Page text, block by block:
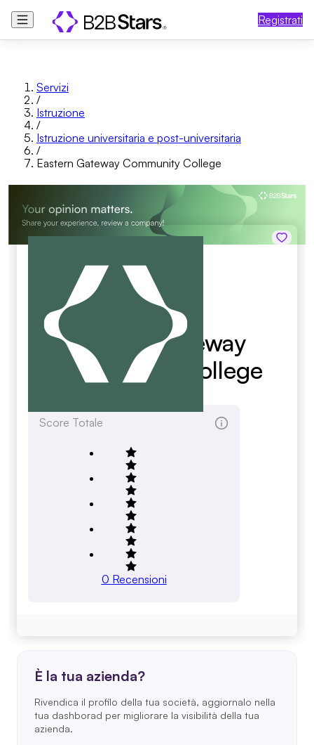
Registrati
Servizi
/
Istruzione
/
Istruzione universitaria e post-universitaria
/
Eastern Gateway Community College
Eastern Gateway
Community College
Score Totale
0 Recensioni
È la tua azienda?
Rivendica il profilo della tua società, aggiornalo nella
tua dashborad per migliorare la visibilità della tua
azienda.